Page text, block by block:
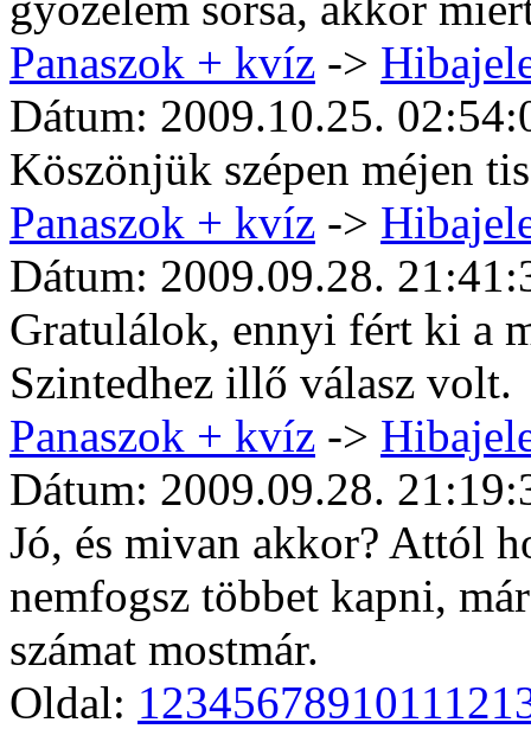
Panaszok + kvíz ->
Dátum: 2009.10.25.
Köszönjük szépen méjen
Panaszok + kvíz ->
Dátum: 2009.09.28.
Gratulálok, ennyi fért ki a
Szintedhez illő válasz volt.
Panaszok + kvíz ->
Dátum: 2009.09.28.
Jó, és mivan akkor? Attól
nemfogsz többet kapni,
számat mostmár.
Oldal: 123456789101112